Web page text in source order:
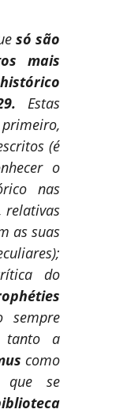
só são
mais
Estas
(é
o
nas
relativas
as suas
do
sempre
tanto a
como
que se